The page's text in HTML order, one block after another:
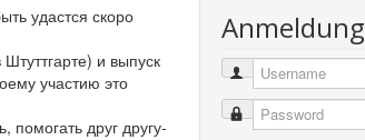
удастся скоро
и выпуск
участию это
помогать друг другу-
Anmeldung